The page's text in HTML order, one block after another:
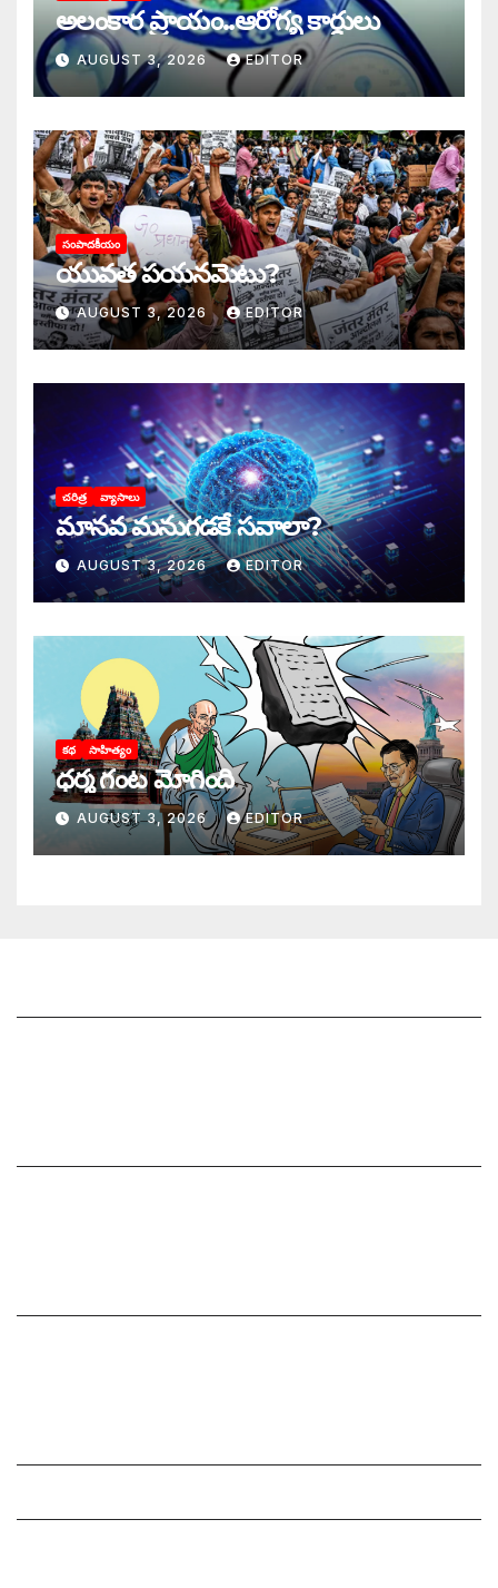
అలంకార ప్రాయం..ఆరోగ్య కార్డులు
AUGUST 3, 2026 EDITOR
సంపాదకీయం
యువత పయనమెటు?
AUGUST 3, 2026 EDITOR
చరిత్ర వ్యాసాలు
మానవ మనుగడకే సవాలా?
AUGUST 3, 2026 EDITOR
కథ సాహిత్యం
ధర్మ గంట మోగింది
AUGUST 3, 2026 EDITOR